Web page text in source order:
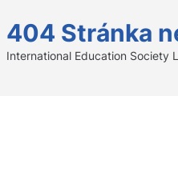
404 Stránka
International Education Society